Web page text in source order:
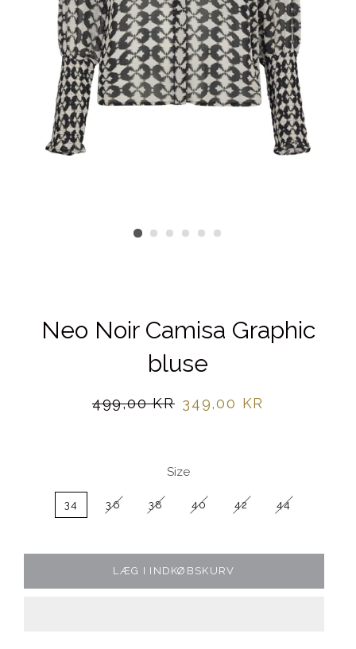
Neo Noir Camisa Graphic
bluse
Normalpris
499,00 KR Udsalgspris
349,00 KR
Size
34 36 38 40 42 44
LÆG I INDKØBSKURV